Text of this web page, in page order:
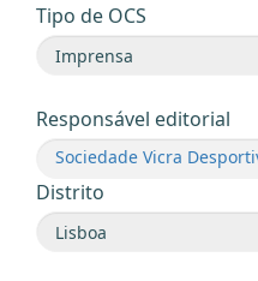
Tipo de OCS
Responsável editorial
Sociedade Vicra
Distrito